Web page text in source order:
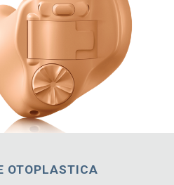
OTOPLASTICA